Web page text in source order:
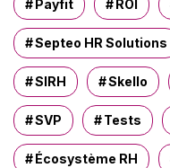
Payfit ROI
Septeo HR Solutions
SIRH Skello
SVP Tests
Écosystème RH